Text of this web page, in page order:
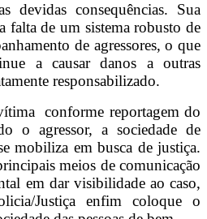
devidas consequências. Sua
falta de um sistema robusto de
de agressores, o que
a causar danos a outras
responsabilizado.
conforme reportagem do
o agressor, a sociedade de
mobiliza em busca de justiça.
meios de comunicação
em dar visibilidade ao caso,
Justiça enfim coloque o